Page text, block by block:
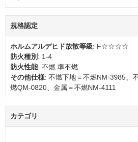
規格認定
ホルムアルデヒド放散等級: F☆☆☆☆
防火種別 : 1-4
防火性能: 不燃 準不燃
その他仕様: 不燃下地＝不燃NM-3985、
燃QM-0820、金属＝不燃NM-4111
カテゴリ